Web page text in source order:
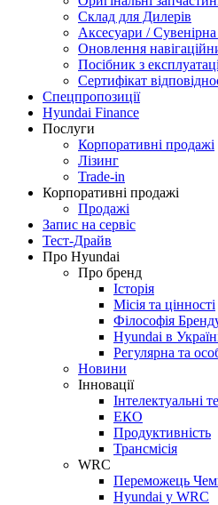
Склад для Дилерів
Аксесуари /
Оновлення
Посібник з
Сертифікат
Спецпропозиції
Hyundai Finance
Послуги
Корпоративні продажі
Лізинг
Trade-in
Корпоративні продажі
Продажі
Запис на сервіс
Тест-Драйв
Про Hyundai
Про бренд
Історія
Місія та цінності
Філософія
Hyundai в
Регулярна та
Новини
Інновації
Інтелектуальні
ЕКО
Продуктивність
Трансмісія
WRC
Переможець
Hyundai у WRC